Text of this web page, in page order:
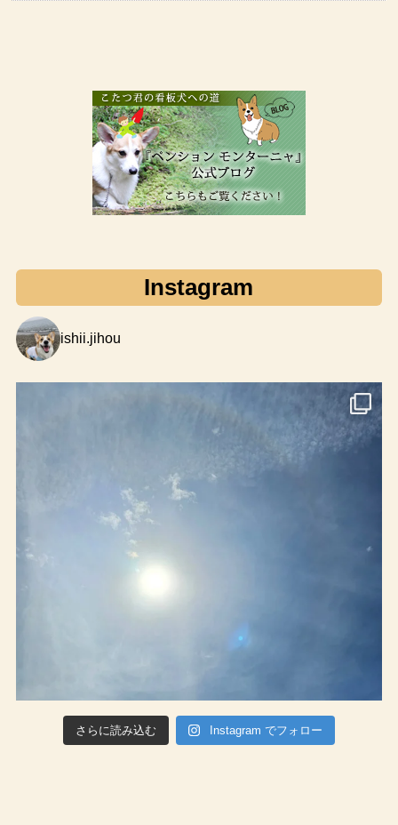
Instagram
ishii.jihou
さらに読み込む Instagram でフォロー